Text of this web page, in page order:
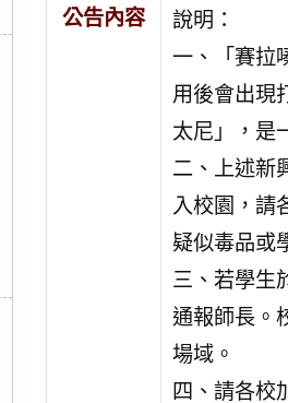
公告內容
說明：
一、「賽拉
用後會出現
太尼」，是
二、上述新
入校園，請
疑似毒品或
三、若學生
通報師長。
場域。
四、請各校